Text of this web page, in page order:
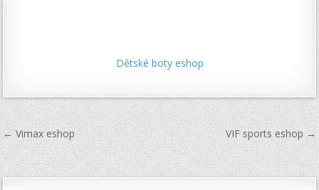
Dětské boty eshop
Navigace
pro
příspěvek
← Vimax eshop VIF sports eshop →